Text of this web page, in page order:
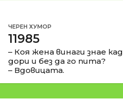
ЧЕРЕН ХУМОР
11985
– Коя жена винаги знае
дори и без да го пита?
– Вдовицата.